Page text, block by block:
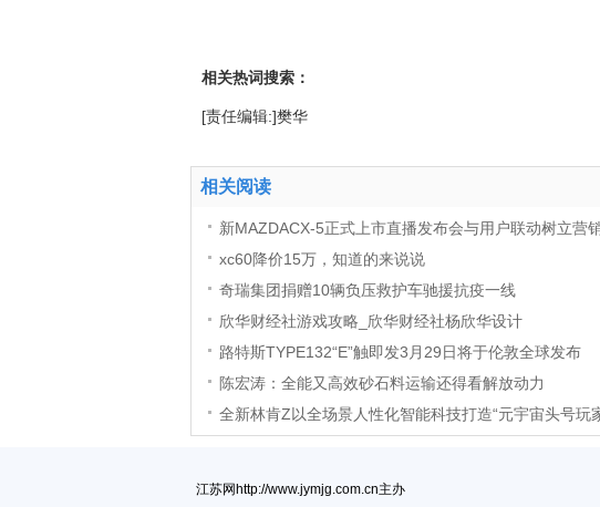
相关热词搜索：
[责任编辑:]樊华
相关阅读
新MAZDACX-5正式上市直播发布会与用户联动树立营
xc60降价15万，知道的来说说
奇瑞集团捐赠10辆负压救护车驰援抗疫一线
欣华财经社游戏攻略_欣华财经社杨欣华设计
路特斯TYPE132“E”触即发3月29日将于伦敦全球发布
陈宏涛：全能又高效砂石料运输还得看解放动力
全新林肯Z以全场景人性化智能科技打造“元宇宙头号玩
江苏网http://www.jymjg.com.cn主办